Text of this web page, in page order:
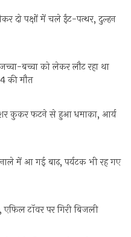
दो पक्षों में चले ईंट-पत्थर, दुल्हन
बच्चा को लेकर लौट रहा था
की मौत
कुकर फटने से हुआ धमाका, आर्य
में आ गई बाढ़, पर्यटक भी रह गए
टॉवर पर गिरी बिजली